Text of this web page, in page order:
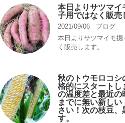
本日よりサツマイ
子用ではなく販売
2021/09/06
ブログ
本日よりサツマイモ
く販売します。
秋のトウモロコシ
格的にスタートし
の温度差と最近の
までに無い新し
さい！次の枝豆
す。